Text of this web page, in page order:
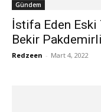
Gündem
İstifa Eden Eski
Bekir
Redzeen - Mart 4, 2022